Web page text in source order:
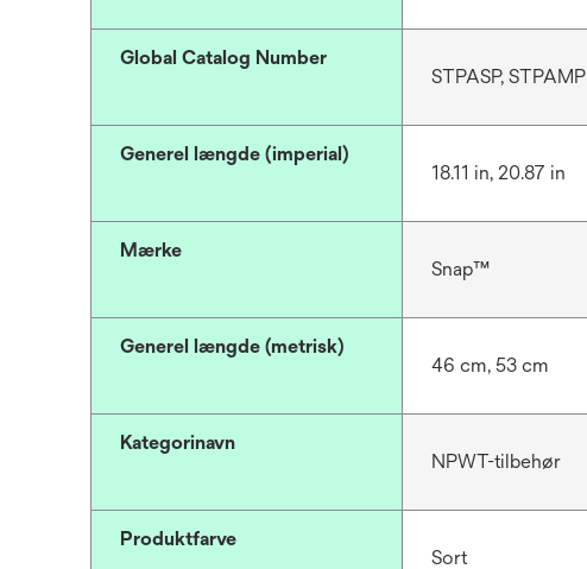
Global Catalog Number
STPASP, STPAMP
Generel længde (imperial)
18.11 in, 20.87 in
Mærke
Snap™
Generel længde (metrisk)
46 cm, 53 cm
Kategorinavn
NPWT-tilbehør
Produktfarve
Sort